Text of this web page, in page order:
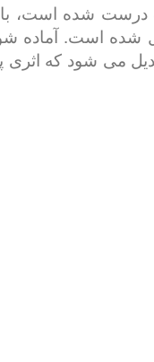
درست شده است،
شده است. آماده
می شود که